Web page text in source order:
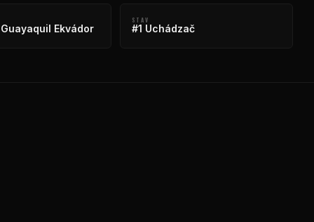
Ekvádor
STAV
#1 Uchádzač